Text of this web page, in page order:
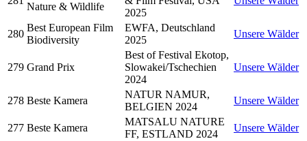
Nature & Wildlife
2025
280
Best European Film
Biodiversity
EWFA, Deutschland
2025
Unsere Wälder
279 Grand Prix
Best of Festival Ekotop,
Slowakei/Tschechien
2024
Unsere Wälder
278 Beste Kamera
NATUR NAMUR,
BELGIEN 2024
Unsere Wälder
277 Beste Kamera
MATSALU NATURE
FF, ESTLAND 2024
Unsere Wälder